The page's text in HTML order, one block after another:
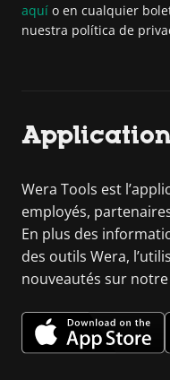
aquí o en cualquier
nuestra política de
Wera Tools est
employés,
En plus des
des outils Wera,
nouveautés sur notre